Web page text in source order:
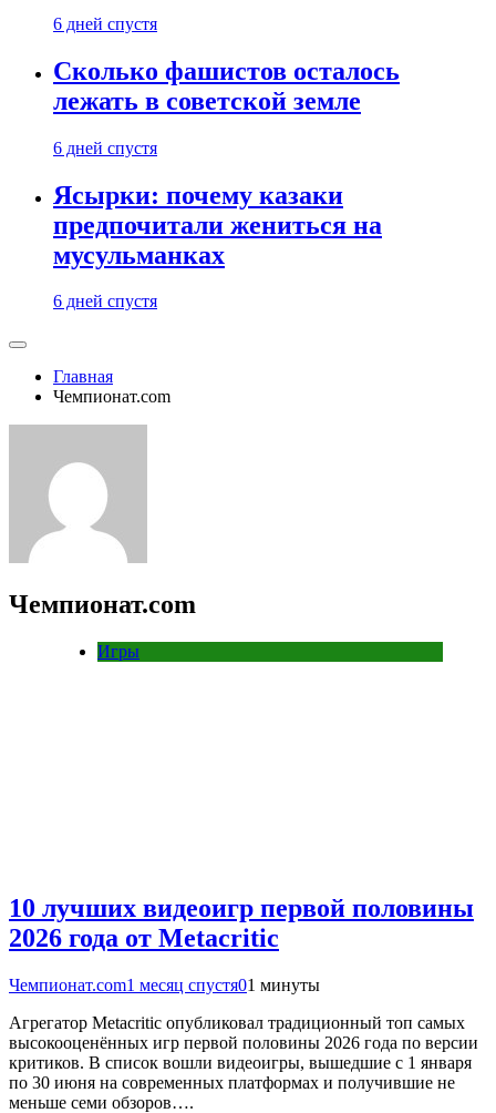
6 дней спустя
Сколько фашистов осталось
лежать в советской земле
6 дней спустя
Ясырки: почему казаки
предпочитали жениться на
мусульманках
6 дней спустя
Главная
Чемпионат.com
Чемпионат.com
Игры
10 лучших видеоигр первой половины
2026 года от Metacritic
Чемпионат.com1 месяц спустя01 минуты
Агрегатор Metacritic опубликовал традиционный топ самых
высокооценённых игр первой половины 2026 года по версии
критиков. В список вошли видеоигры, вышедшие с 1 января
по 30 июня на современных платформах и получившие не
меньше семи обзоров….